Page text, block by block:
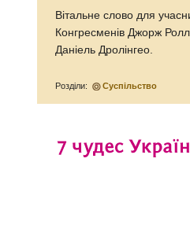
Вітальне слово для
Конгресменів Джорж
Даніель Дролінгео.
Розділи: Суспільство